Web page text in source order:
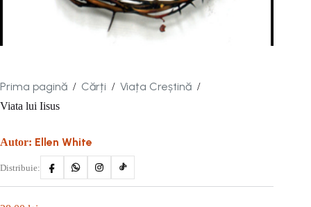
Prima pagină / Cărți / Viața Creștină /
Viata lui Iisus
Autor: Ellen White
Distribuie: